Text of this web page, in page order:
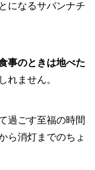
になるサバンナチ
事のときは地べた
しれません。
過ごす至福の時間
ら消灯までのちょ